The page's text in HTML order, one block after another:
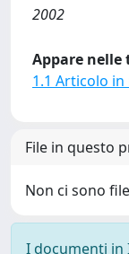
2002
Appare nelle
1.1 Articolo in
File in questo
Non ci sono
I documenti in